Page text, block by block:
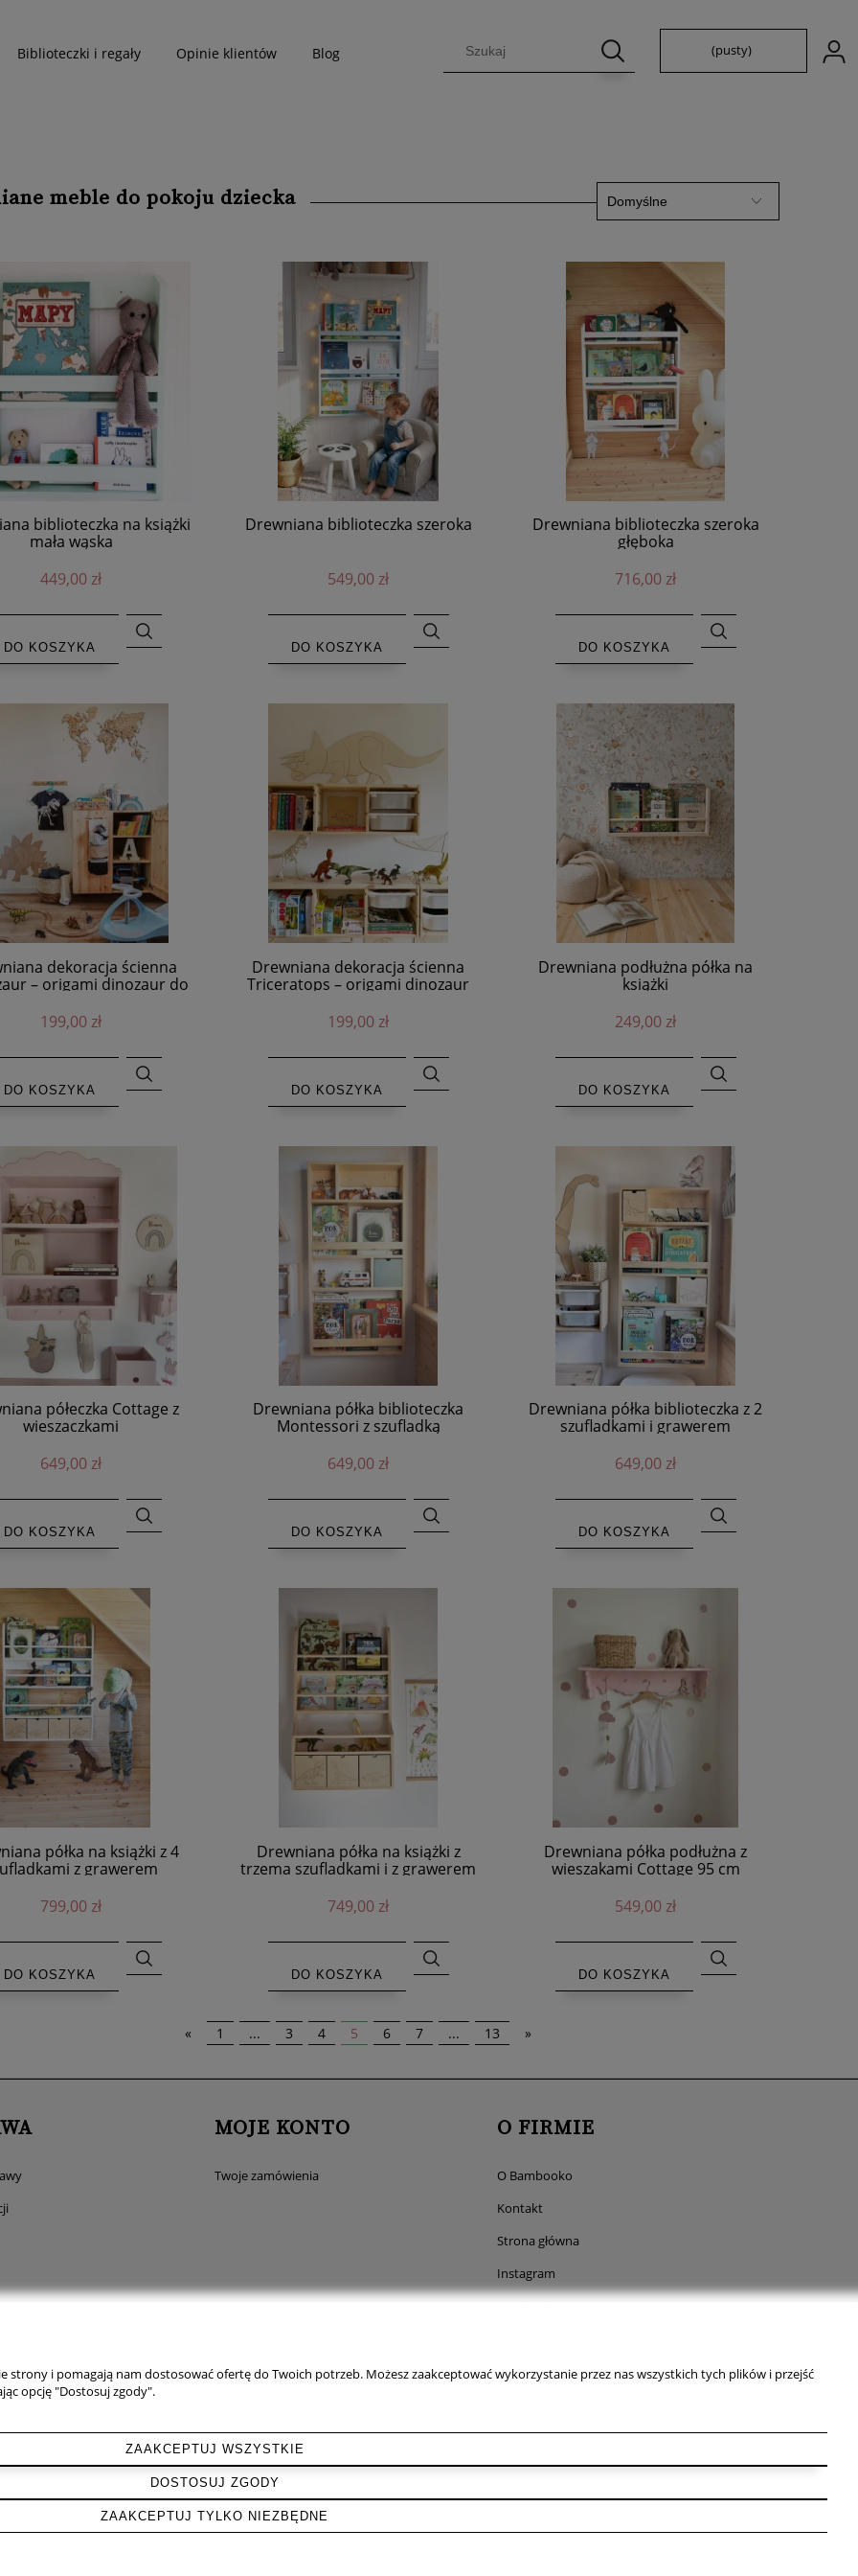
Biblioteczki i regały Opinie klientów Blog (pusty)
meble do pokoju dziecka
biblioteczka na książki
mała wąska
449,00 zł
DO KOSZYKA
Drewniana biblioteczka szeroka
549,00 zł
DO KOSZYKA
Drewniana biblioteczka szeroka
głęboka
716,00 zł
DO KOSZYKA
dekoracja ścienna
– origami dinozaur do
199,00 zł
DO KOSZYKA
Drewniana dekoracja ścienna
Triceratops – origami dinozaur
199,00 zł
DO KOSZYKA
Drewniana podłużna półka na
książki
249,00 zł
DO KOSZYKA
półeczka Cottage z
wieszaczkami
649,00 zł
DO KOSZYKA
Drewniana półka biblioteczka
Montessori z szufladką
649,00 zł
DO KOSZYKA
Drewniana półka biblioteczka z 2
szufladkami i grawerem
649,00 zł
DO KOSZYKA
półka na książki z 4
z grawerem
799,00 zł
DO KOSZYKA
Drewniana półka na książki z
trzema szufladkami i z grawerem
749,00 zł
DO KOSZYKA
Drewniana półka podłużna z
wieszakami Cottage 95 cm
549,00 zł
DO KOSZYKA
« 1 ... 3 4 5 6 7 ... 13 »
MOJE KONTO
Twoje zamówienia
O FIRMIE
O Bambooko
Kontakt
Strona główna
Instagram
TikTok
Po rejestracji w sklepie otrzymasz 5% rabatu na pierwsze zamówienie
strony i pomagają nam dostosować ofertę do Twoich potrzeb. Możesz zaakceptować wykorzystanie przez nas wszystkich tych plików i przejść
opcję "Dostosuj zgody".
ZAAKCEPTUJ TYLKO NIEZBĘDNE
DOSTOSUJ ZGODY
ZAAKCEPTUJ WSZYSTKIE